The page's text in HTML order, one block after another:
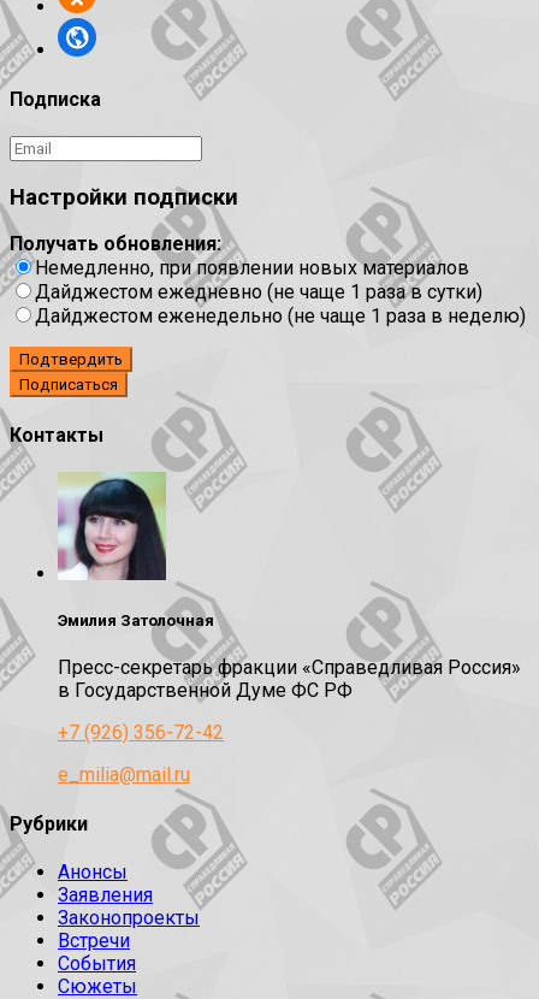
Подписка
Настройки подписки
Получать обновления:
Немедленно, при появлении новых материалов
Дайджестом ежедневно (не чаще 1 раза в сутки)
Дайджестом еженедельно (не чаще 1 раза в неделю)
Подтвердить
Контакты
Эмилия Затолочная
Пресс-секретарь фракции «Справедливая Россия»
в Государственной Думе ФС РФ
+7 (926) 356-72-42
e_milia@mail.ru
Рубрики
Анонсы
Заявления
Законопроекты
Встречи
События
Сюжеты